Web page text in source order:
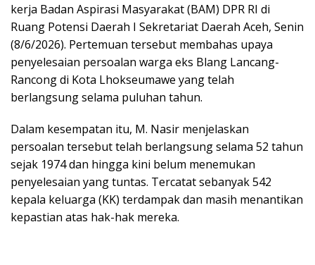
kerja Badan Aspirasi Masyarakat (BAM) DPR RI di
Ruang Potensi Daerah I Sekretariat Daerah Aceh, Senin
(8/6/2026). Pertemuan tersebut membahas upaya
penyelesaian persoalan warga eks Blang Lancang-
Rancong di Kota Lhokseumawe yang telah
berlangsung selama puluhan tahun.
Dalam kesempatan itu, M. Nasir menjelaskan
persoalan tersebut telah berlangsung selama 52 tahun
sejak 1974 dan hingga kini belum menemukan
penyelesaian yang tuntas. Tercatat sebanyak 542
kepala keluarga (KK) terdampak dan masih menantikan
kepastian atas hak-hak mereka.